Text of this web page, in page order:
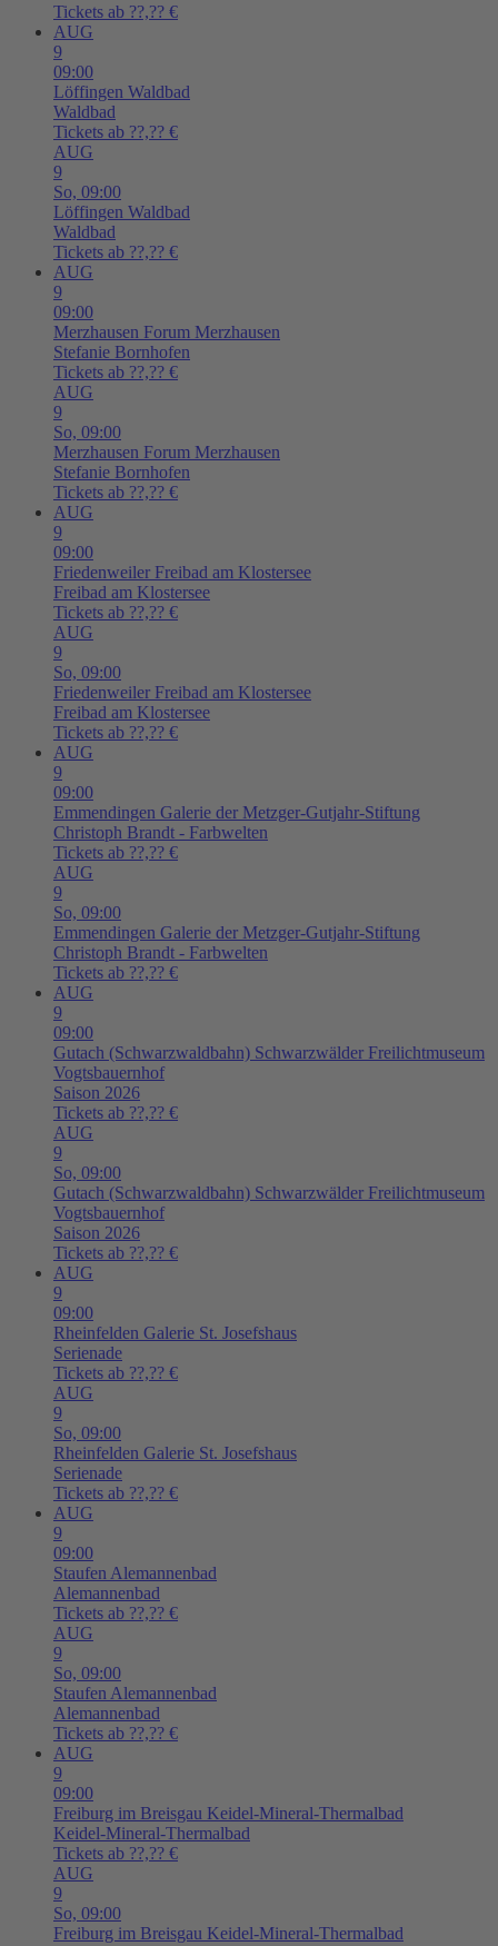
Tickets ab ??,?? €
AUG
9
09:00
Löffingen Waldbad
Waldbad
Tickets ab ??,?? €
AUG
9
So, 09:00
Löffingen Waldbad
Waldbad
Tickets ab ??,?? €
AUG
9
09:00
Merzhausen Forum Merzhausen
Stefanie Bornhofen
Tickets ab ??,?? €
AUG
9
So, 09:00
Merzhausen Forum Merzhausen
Stefanie Bornhofen
Tickets ab ??,?? €
AUG
9
09:00
Friedenweiler Freibad am Klostersee
Freibad am Klostersee
Tickets ab ??,?? €
AUG
9
So, 09:00
Friedenweiler Freibad am Klostersee
Freibad am Klostersee
Tickets ab ??,?? €
AUG
9
09:00
Emmendingen Galerie der Metzger-Gutjahr-Stiftung
Christoph Brandt - Farbwelten
Tickets ab ??,?? €
AUG
9
So, 09:00
Emmendingen Galerie der Metzger-Gutjahr-Stiftung
Christoph Brandt - Farbwelten
Tickets ab ??,?? €
AUG
9
09:00
Gutach (Schwarzwaldbahn) Schwarzwälder Freilichtmuseum
Vogtsbauernhof
Saison 2026
Tickets ab ??,?? €
AUG
9
So, 09:00
Gutach (Schwarzwaldbahn) Schwarzwälder Freilichtmuseum
Vogtsbauernhof
Saison 2026
Tickets ab ??,?? €
AUG
9
09:00
Rheinfelden Galerie St. Josefshaus
Serienade
Tickets ab ??,?? €
AUG
9
So, 09:00
Rheinfelden Galerie St. Josefshaus
Serienade
Tickets ab ??,?? €
AUG
9
09:00
Staufen Alemannenbad
Alemannenbad
Tickets ab ??,?? €
AUG
9
So, 09:00
Staufen Alemannenbad
Alemannenbad
Tickets ab ??,?? €
AUG
9
09:00
Freiburg im Breisgau Keidel-Mineral-Thermalbad
Keidel-Mineral-Thermalbad
Tickets ab ??,?? €
AUG
9
So, 09:00
Freiburg im Breisgau Keidel-Mineral-Thermalbad